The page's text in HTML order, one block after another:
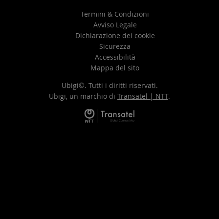
Termini & Condizioni
Avviso Legale
Dichiarazione dei cookie
Sicurezza
Accessibilità
Mappa del sito
Ubigi©. Tutti i diritti riservati.
Ubigi, un marchio di Transatel | NTT.